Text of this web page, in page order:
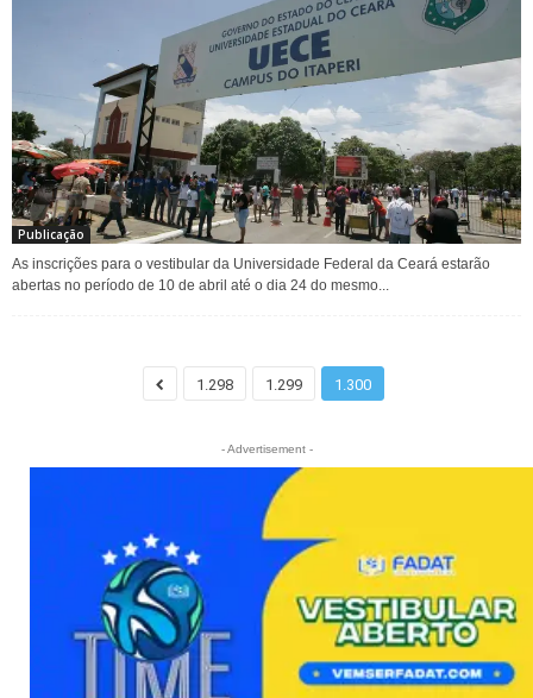
Publicação
As inscrições para o vestibular da Universidade Federal da Ceará estarão
abertas no período de 10 de abril até o dia 24 do mesmo...
1.298 1.299 1.300
- Advertisement -